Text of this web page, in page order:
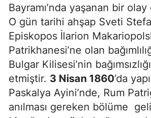
Bayramı’nda yaşanan bir
O gün tarihi ahşap Sveti
Episkopos İlarion
Patrikhanesi’ne olan
Bulgar Kilisesi’nin
etmiştir. 3 Nisan 1860’da
Paskalya Ayini’nde, Rum
anılması gereken bölüme